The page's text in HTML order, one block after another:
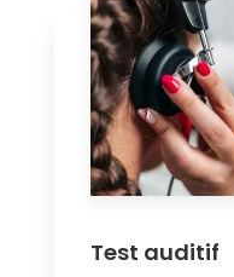
Test auditif